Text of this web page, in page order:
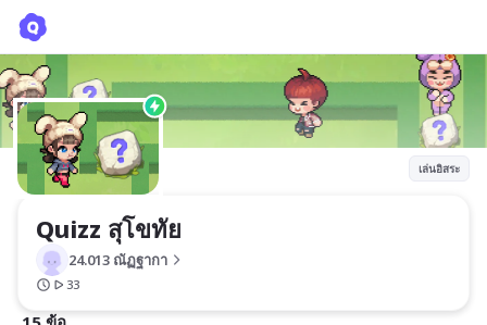
เล่นอิสระ
Quizz สุโขทัย
24.013 ณัฏฐากา
33